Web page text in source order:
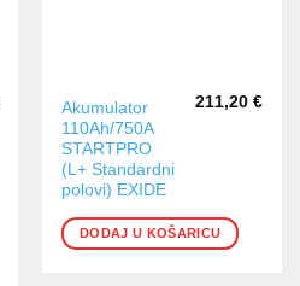
Akumulator
110Ah/750A
STARTPRO
(L+ Standardni
polovi) EXIDE
211,20 €
DODAJ U KOŠARICU